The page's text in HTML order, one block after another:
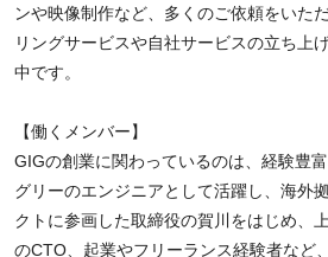
ンや映像制作など、多くのご依頼をいた
リングサービスや自社サービスの立ち上
中です。
【働くメンバー】
GIGの創業に関わっているのは、経験豊
グリーのエンジニアとして活躍し、海外
クトに参画した取締役の賀川をはじめ、
のCTO、起業やフリーランス経験者など